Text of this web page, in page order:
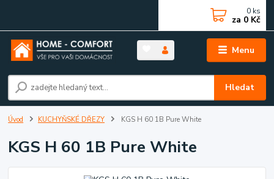
Menu
Hledat
0 ks
za 0 Kč
Úvod KUCHYŇSKÉ DŘEZY KGS H 60 1B Pure White
KGS H 60 1B Pure White